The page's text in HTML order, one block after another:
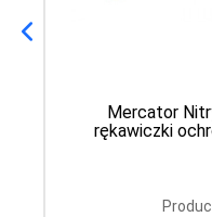
Mercator
rękawiczki